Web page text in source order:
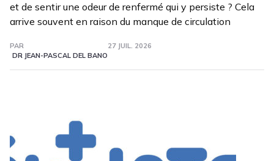
et de sentir une odeur de renfermé qui y persiste ? Cela
arrive souvent en raison du manque de circulation
PAR
DR JEAN-PASCAL DEL BANO
27 JUIL. 2026